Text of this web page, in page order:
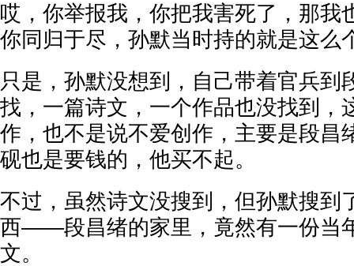
哎，你举报我，你把我害死了，那我
你同归于尽，孙默当时持的就是这么
只是，孙默没想到，自己带着官兵到
找，一篇诗文，一个作品也没找到，
作，也不是说不爱创作，主要是段昌
砚也是要钱的，他买不起。
不过，虽然诗文没搜到，但孙默搜到
西——段昌绪的家里，竟然有一份当
文。